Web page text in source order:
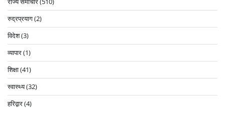
रुद्रप्रयाग(2)
विदेश(3)
व्यापार(1)
शिक्षा(41)
स्वास्थ्य(32)
हरिद्वार(4)